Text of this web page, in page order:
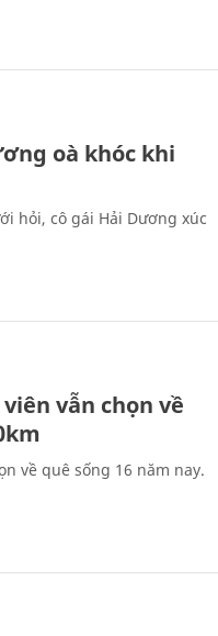
oà khóc khi
hỏi, cô gái Hải Dương xúc
vẫn chọn về
về quê sống 16 năm nay.